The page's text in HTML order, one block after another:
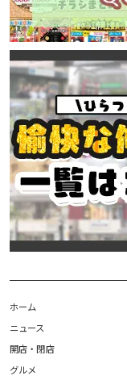
ホーム
ニュース
開店・閉店
グルメ